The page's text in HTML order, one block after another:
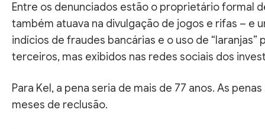
Entre os denunciados estão o proprietário formal
também atuava na divulgação de jogos e rifas – e
indícios de fraudes bancárias e o uso de
terceiros, mas exibidos nas redes sociais dos
Para Kel, a pena seria de mais de 77 anos. As
meses de reclusão.